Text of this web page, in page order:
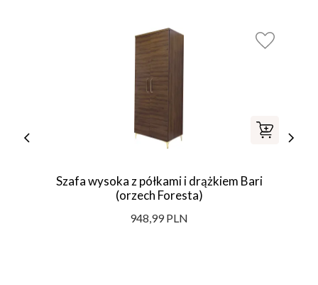
Szafa wysoka z półkami i drążkiem Bari
(orzech Foresta)
948,99 PLN